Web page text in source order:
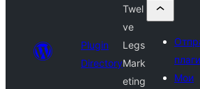
Plugin
Directory
Twel
ve
Legs
Mark
eting
Мои